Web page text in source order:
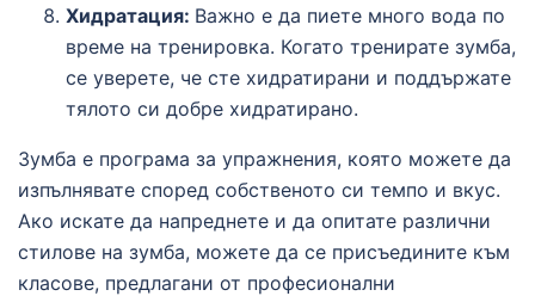
Хидратация: Важно е да пиете много вода по
време на тренировка. Когато тренирате зумба,
се уверете, че сте хидратирани и поддържате
тялото си добре хидратирано.
Зумба е програма за упражнения, която можете да
изпълнявате според собственото си темпо и вкус.
Ако искате да напреднете и да опитате различни
стилове на зумба, можете да се присъедините към
класове, предлагани от професионални